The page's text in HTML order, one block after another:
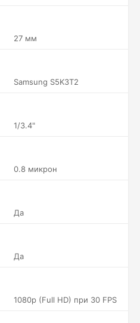
27 мм
Samsung S5K3T2
1/3.4"
0.8 микрон
Да
Да
1080p (Full HD) при 30 FPS